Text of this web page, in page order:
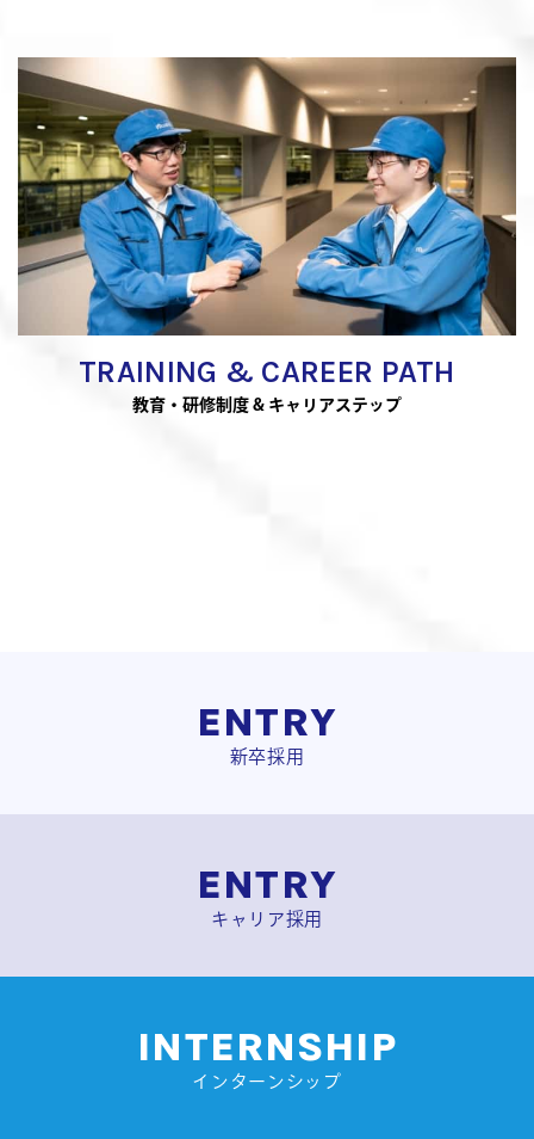
TRAINING & CAREER PATH
教育・研修制度 & キャリアステップ
ENTRY
新卒採用
ENTRY
キャリア採用
INTERNSHIP
インターンシップ